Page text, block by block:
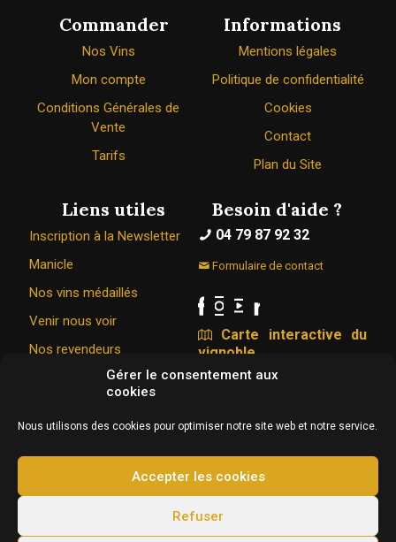
Gérer le consentement aux
cookies
Nous utilisons des cookies pour optimiser notre site web et notre service.
Accepter les cookies
Refuser
Commander
Nos Vins
Mon compte
Conditions Générales de
Vente
Tarifs
Informations
Mentions légales
Politique de confidentialité
Cookies
Contact
Plan du Site
Liens utiles
Inscription à la Newsletter
Manicle
Nos vins médaillés
Venir nous voir
Nos revendeurs
Besoin d'aide ?
04 79 87 92 32
Formulaire de contact
Carte interactive du
vignoble
Le Caveau Bugiste © 1967 - 2026
326 Rue de la vigne du bois 01350 VONGNES
Conception & hébergement : Agence Web Adventury
consommer avec modération.